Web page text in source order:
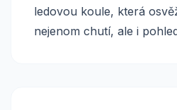
ledovou koule, která
nejenom chutí, ale i